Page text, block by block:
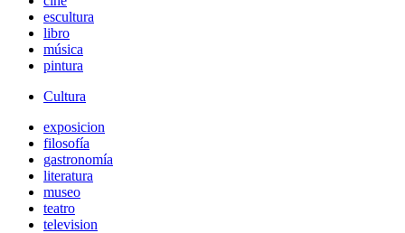
escultura
libro
música
pintura
Cultura
exposicion
filosofía
gastronomía
literatura
museo
teatro
television